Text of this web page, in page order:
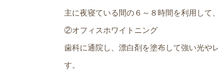
主に夜寝ている間の６～８時間を利用して
②オフィスホワイトニング
歯科に通院し、漂白剤を塗布して強い光や
す。